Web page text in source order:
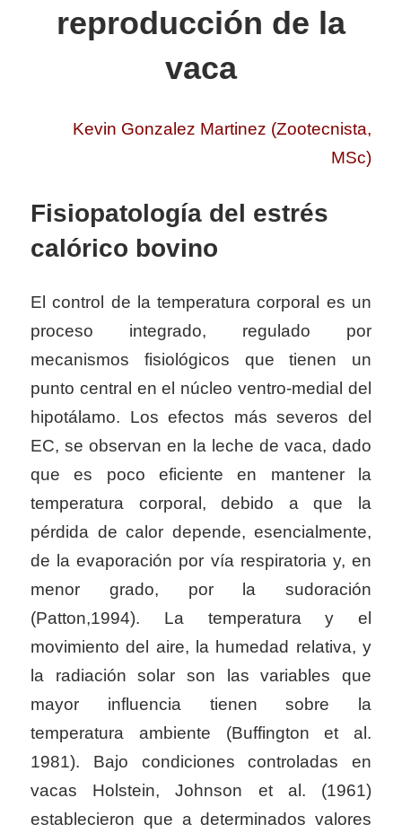
reproducción de la
vaca
Kevin Gonzalez Martinez (Zootecnista,
MSc)
Fisiopatología del estrés
calórico bovino
El control de la temperatura corporal es un
proceso integrado, regulado por
mecanismos fisiológicos que tienen un
punto central en el núcleo ventro-medial del
hipotálamo. Los efectos más severos del
EC, se observan en la leche de vaca, dado
que es poco eficiente en mantener la
temperatura corporal, debido a que la
pérdida de calor depende, esencialmente,
de la evaporación por vía respiratoria y, en
menor grado, por la sudoración
(Patton,1994). La temperatura y el
movimiento del aire, la humedad relativa, y
la radiación solar son las variables que
mayor influencia tienen sobre la
temperatura ambiente (Buffington et al.
1981). Bajo condiciones controladas en
vacas Holstein, Johnson et al. (1961)
establecieron que a determinados valores